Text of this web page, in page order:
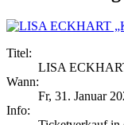
Titel:
LISA
Wann:
Fr, 31. Januar
Info: